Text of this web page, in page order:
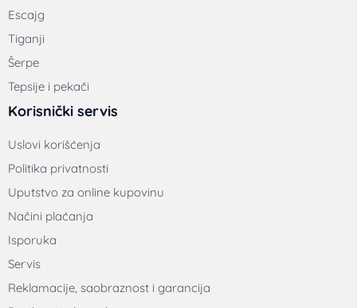
Escajg
Tiganji
Šerpe
Tepsije i pekači
Korisnički servis
Uslovi korišćenja
Politika privatnosti
Uputstvo za online kupovinu
Načini plaćanja
Isporuka
Servis
Reklamacije, saobraznost i garancija